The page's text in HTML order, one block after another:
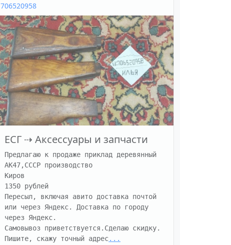
706520958
ЕСГ ⇢ Аксессуары и запчасти
Предлагаю к продаже приклад деревянный
АК47,СССР производство
Киров
1350 рублей
Пересыл, включая авито доставка почтой
или через Яндекс. Доставка по городу
через Яндекс.
Самовывоз приветствуется.Сделаю скидку.
Пишите, скажу точный адрес...